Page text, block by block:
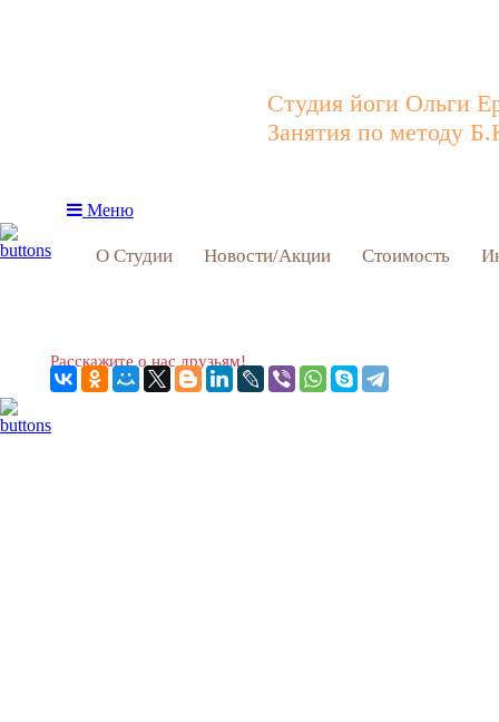
Студия йоги Ольги
Занятия по методу
Меню
О Студии Новости/Акции Стоимость
Расскажите о нас друзьям!